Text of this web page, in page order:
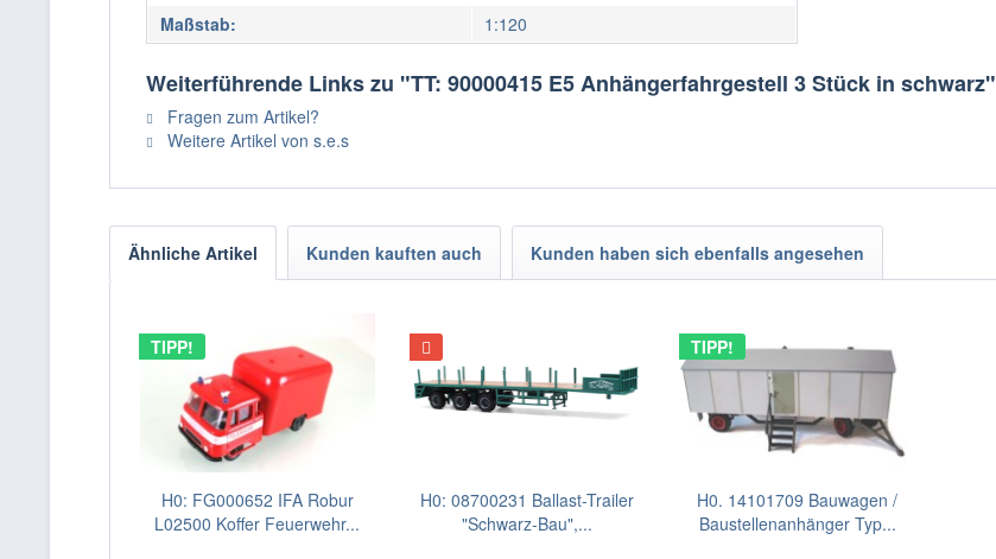
Maßstab:
1:120
Weiterführende Links zu "TT: 90000415 E5 Anhängerfahrgestell 3 Stück in schwarz"
Fragen zum Artikel?
Weitere Artikel von s.e.s
Ähnliche Artikel Kunden kauften auch Kunden haben sich ebenfalls angesehen
TIPP!
H0: FG000652 IFA Robur
L02500 Koffer Feuerwehr...
H0: 08700231 Ballast-Trailer
"Schwarz-Bau",...
TIPP!
H0. 14101709 Bauwagen /
Baustellenanhänger Typ...